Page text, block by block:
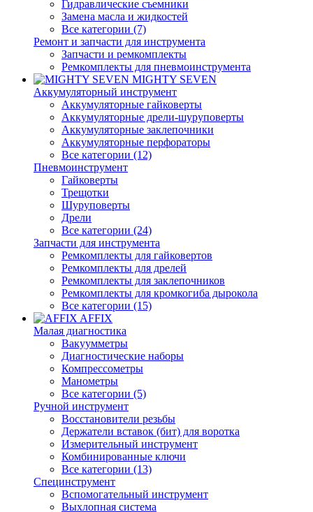
Гидравлические съемники
Замена масла и жидкостей
Все категории (7)
Ремонт и запчасти для инструмента
Запчасти и ремкомплекты
Ремкомплекты для пневмоинструмента
MIGHTY SEVEN
Аккумуляторный инструмент
Аккумуляторные гайковерты
Аккумуляторные дрели-шуруповерты
Аккумуляторные заклепочники
Аккумуляторные перфораторы
Все категории (12)
Пневмоинструмент
Гайковерты
Трещотки
Шуруповерты
Дрели
Все категории (24)
Запчасти для инструмента
Ремкомплекты для гайковертов
Ремкомплекты для дрелей
Ремкомплекты для заклепочников
Ремкомплекты для кромкогиба дырокола
Все категории (15)
AFFIX
Малая диагностика
Вакуумметры
Диагностические наборы
Компрессометры
Манометры
Все категории (5)
Ручной инструмент
Восстановители резьбы
Держатели вставок (бит) для воротка
Измерительный инструмент
Комбинированные ключи
Все категории (13)
Специнструмент
Вспомогательный инструмент
Выхлопная система